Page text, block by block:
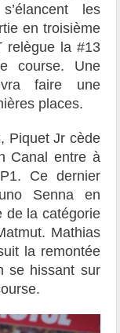
les
en troisième
relègue la #13
course. Une
faire une
places.
Piquet Jr cède
Canal entre à
Ce dernier
Senna en
de la catégorie
Mathias
la remontée
se hissant sur